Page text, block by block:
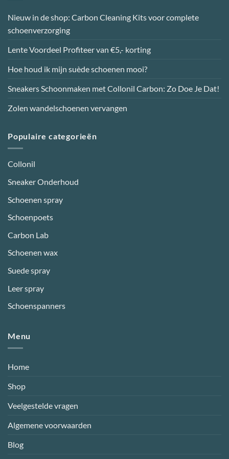
op
Nieuw in de shop: Carbon Cleaning Kits voor complete
schoenverzorging
Lente Voordeel Profiteer van €5,- korting
Hoe houd ik mijn suède schoenen mooi?
Sneakers Schoonmaken met Collonil Carbon: Zo Doe Je Dat!
Zolen wandelschoenen vervangen
Populaire categorieën
Collonil
Sneaker Onderhoud
Schoenen spray
Schoenpoets
Carbon Lab
Schoenen wax
Suede spray
Leer spray
Schoenspanners
Menu
Home
Shop
Veelgestelde vragen
Algemene voorwaarden
Blog